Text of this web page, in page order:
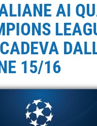
AI
15/16